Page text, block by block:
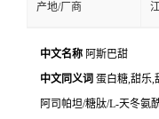
产地/厂商
中文名称 阿斯巴甜
中文同义词 蛋白糖,甜乐,
阿司帕坦/糖肽/L-天冬氨